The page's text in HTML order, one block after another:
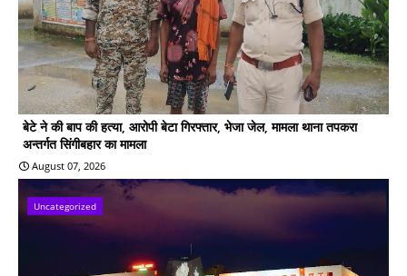
बेटे ने की बाप की हत्या, आरोपी बेटा गिरफ्तार, भेजा जेल, मामला थाना तपकरा
अन्तर्गत सिंगीबहार का मामला
August 07, 2026
Uncategorized